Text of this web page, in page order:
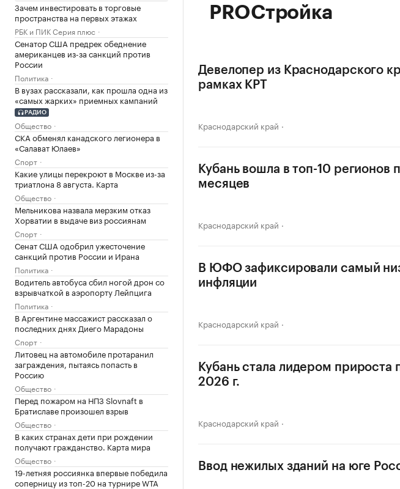
Зачем инвестировать в торговые
пространства на первых этажах
РБК и ПИК Серия плюс
Сенатор США предрек обеднение
американцев из-за санкций против
России
Политика
В вузах рассказали, как прошла одна из
«самых жарких» приемных кампаний
РАДИО
Общество
СКА обменял канадского легионера в
«Салават Юлаев»
Спорт
Какие улицы перекроют в Москве из-за
триатлона 8 августа. Карта
Общество
Мельникова назвала мерзким отказ
Хорватии в выдаче виз россиянам
Спорт
Сенат США одобрил ужесточение
санкций против России и Ирана
Политика
Водитель автобуса сбил ногой дрон со
взрывчаткой в аэропорту Лейпцига
Политика
В Аргентине массажист рассказал о
последних днях Диего Марадоны
Спорт
Литовец на автомобиле протаранил
заграждения, пытаясь попасть в
Россию
Общество
Перед пожаром на НПЗ Slovnaft в
Братиславе произошел взрыв
Общество
В каких странах дети при рождении
получают гражданство. Карта мира
Общество
19-летняя россиянка впервые победила
соперницу из топ-20 на турнире WTA
PROСтройка
Девелопер из Краснодарского
рамках КРТ
Краснодарский край
Кубань вошла в топ-10 регионов
месяцев
Краснодарский край
В ЮФО зафиксировали самый
инфляции
Краснодарский край
Кубань стала лидером прироста
2026 г.
Краснодарский край
Ввод нежилых зданий на юге